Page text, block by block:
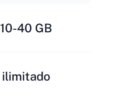
10-40 GB
ilimitado